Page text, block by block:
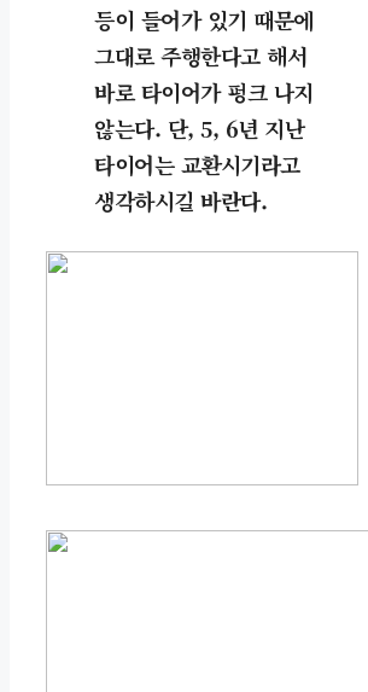
등이 들어가 있기 때문에
그대로 주행한다고 해서
바로 타이어가 펑크 나지
않는다. 단, 5, 6년 지난
타이어는 교환시기라고
생각하시길 바란다.